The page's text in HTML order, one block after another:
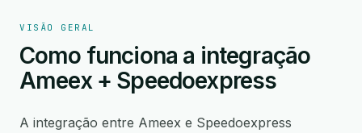
VISÃO GERAL
Como funciona a integração
Ameex + Speedoexpress
A integração entre Ameex e Speedoexpress